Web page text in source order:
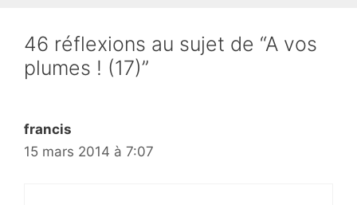
46 réflexions au sujet de “A vos
plumes ! (17)”
francis
15 mars 2014 à 7:07